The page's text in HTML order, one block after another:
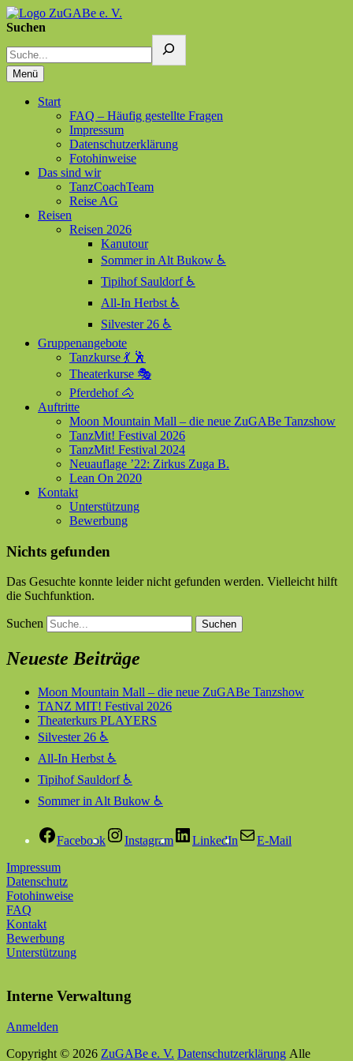
Suchen
Menü
Start
FAQ – Häufig gestellte Fragen
Impressum
Datenschutzerklärung
Fotohinweise
Das sind wir
TanzCoachTeam
Reise AG
Reisen
Reisen 2026
Kanutour
Sommer in Alt Bukow ♿
Tipihof Sauldorf ♿
All-In Herbst ♿
Silvester 26 ♿
Gruppenangebote
Tanzkurse 💃 🕺
Theaterkurse 🎭
Pferdehof 🐴
Auftritte
Moon Mountain Mall – die neue ZuGABe Tanzshow
TanzMit! Festival 2026
TanzMit! Festival 2024
Neuauflage ’22: Zirkus Zuga B.
Lean On 2020
Kontakt
Unterstützung
Bewerbung
Nichts gefunden
Das Gesuchte konnte leider nicht gefunden werden. Vielleicht hilft
die Suchfunktion.
Suchen
Neueste Beiträge
Moon Mountain Mall – die neue ZuGABe Tanzshow
TANZ MIT! Festival 2026
Theaterkurs PLAYERS
Silvester 26 ♿
All-In Herbst ♿
Tipihof Sauldorf ♿
Sommer in Alt Bukow ♿
Facebook Instagram LinkedIn
E-Mail
Impressum
Datenschutz
Fotohinweise
FAQ
Kontakt
Bewerbung
Unterstützung
Interne Verwaltung
Anmelden
Copyright © 2026 ZuGABe e. V. Datenschutzerklärung Alle